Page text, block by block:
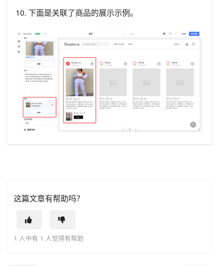
10. 下面是关联了商品的展示示例。
这篇文章有帮助吗？
1 人中有 1 人觉得有帮助